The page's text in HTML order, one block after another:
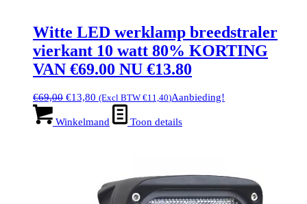
Witte LED werklamp breedstraler
vierkant 10 watt 80% KORTING
VAN €69.00 NU €13.80
€69,00 Oorspronkelijke
was:
€13,80 Huidige
prijs
is:
(Excl BTW €11,40)Aanbieding!
Winkelmand Toon details